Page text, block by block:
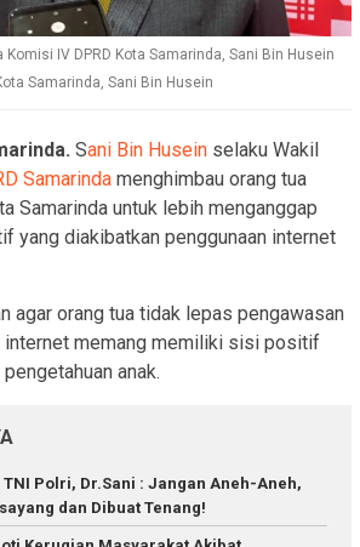
Komisi IV DPRD Kota Samarinda, Sani Bin Husein
Samarinda, Sani Bin Husein
Sani Bin Husein selaku Wakil
Samarinda menghimbau orang tua
Samarinda untuk lebih menganggap
yang diakibatkan penggunaan internet
agar orang tua tidak lepas pengawasan
internet memang memiliki sisi positif
anak.
Polri, Dr.Sani : Jangan Aneh-Aneh,
dan Dibuat Tenang!